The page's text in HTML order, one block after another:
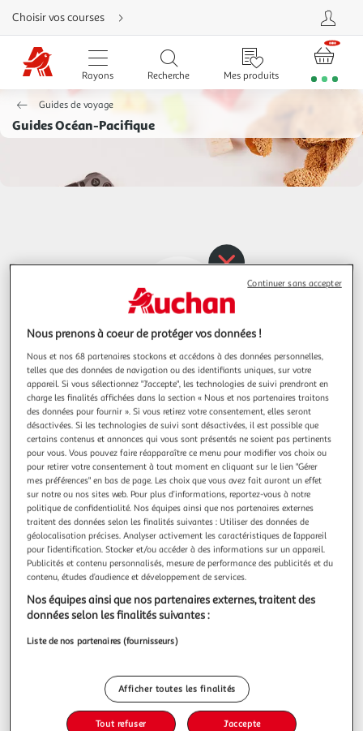
Aller
directement
au
contenu
Aller
directement
la
Aller
directement
à
Choisir vos courses
Rayons Recherche Mes produits
Guides de voyage
Guides Océan-Pacifique
Oups, les produits de la catégorie
Guides Océan-Pacifiqueviennent de filer...
Nous vous invitons à lancer une autre recherche...
... ou à trouver votre bonheur dans nos
rayons
Nous prenons à coeur de protéger vos données !
Nous et nos 68 partenaires stockons et accédons à des données personnelles,
telles que des données de navigation ou des identifiants uniques, sur votre
appareil. Si vous sélectionnez "J'accepte", les technologies de suivi prendront en
charge les finalités affichées dans la section « Nous et nos partenaires traitons
des données pour fournir ». Si vous retirez votre consentement, elles seront
désactivées. Si les technologies de suivi sont désactivées, il est possible que
certains contenus et annonces qui vous sont présentés ne soient pas pertinents
pour vous. Vous pouvez faire réapparaître ce menu pour modifier vos choix ou
pour retirer votre consentement à tout moment en cliquant sur le lien "Gérer
mes préférences" en bas de page. Les choix que vous avez fait auront un effet
sur notre ou nos sites web. Pour plus d’informations, reportez-vous à notre
politique de confidentialité. Nos équipes ainsi que nos partenaires externes
traitent des données selon les finalités suivantes : Utiliser des données de
géolocalisation précises. Analyser activement les caractéristiques de l’appareil
pour l’identification. Stocker et/ou accéder à des informations sur un appareil.
Publicités et contenu personnalisés, mesure de performance des publicités et du
contenu, études d’audience et développement de services.
Nos équipes ainsi que nos partenaires externes, traitent des
données selon les finalités suivantes :
Liste de nos partenaires (fournisseurs)
Afficher toutes les finalités
Tout refuser J'accepte
Continuer sans accepter